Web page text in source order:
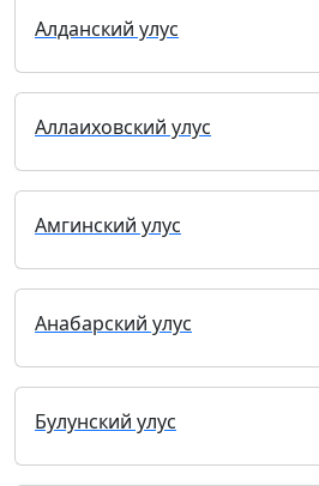
Алданский улус
Аллаиховский улус
Амгинский улус
Анабарский улус
Булунский улус